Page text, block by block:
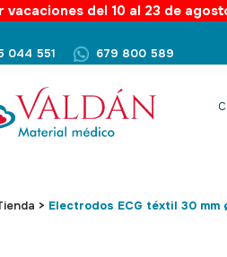
del 10 al 23 de
044 551 679 800 589
> Electrodos ECG téxtil 30 mm